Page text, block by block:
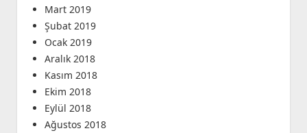
Mart 2019
Şubat 2019
Ocak 2019
Aralık 2018
Kasım 2018
Ekim 2018
Eylül 2018
Ağustos 2018